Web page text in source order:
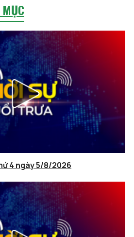
MỤC
4 ngày 5/8/2026